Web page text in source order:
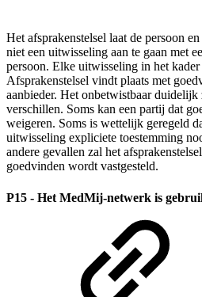
Het afsprakenstelsel laat de persoon
niet een uitwisseling aan te gaan met
persoon. Elke uitwisseling in het
Afsprakenstelsel vindt plaats met
aanbieder. Het onbetwistbaar
verschillen. Soms kan een partij dat
weigeren. Soms is wettelijk geregeld
uitwisseling expliciete toestemming
andere gevallen zal het
goedvinden wordt vastgesteld.
P15 - Het MedMij-netwerk is